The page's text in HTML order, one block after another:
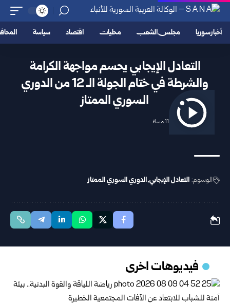
أخبار سوريا مجلس الشعب محليات اقتصاد سياسة
التعادل الإيجابي يحسم مواجهة الكرامة
والشرطة في ختام الجولة الـ 12 من الدوري
السوري الممتاز
2026/03/07 11:04 مساءً
الوسوم: التعادل الإيجابي الدوري السوري الممتاز
فيديوهات اخرى